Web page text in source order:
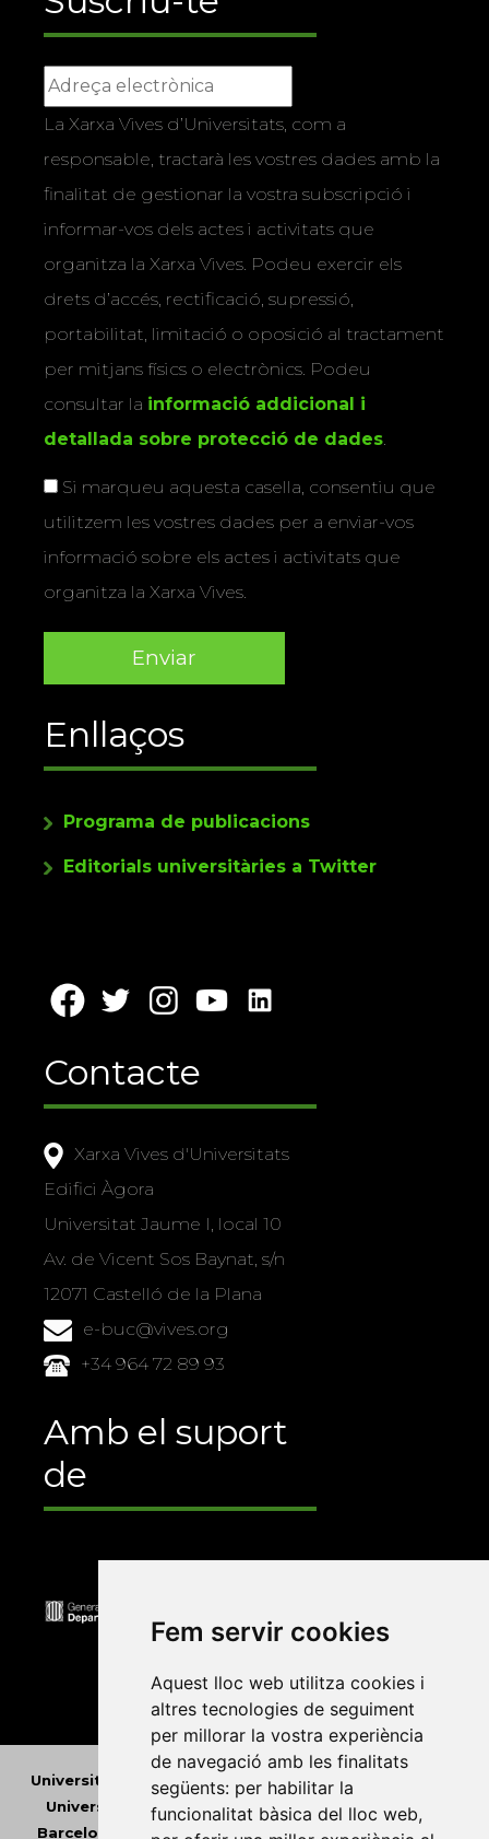
Fem servir cookies
Aquest lloc web utilitza cookies i
altres tecnologies de seguiment
per millorar la vostra experiència
de navegació amb les finalitats
següents: per habilitar la
funcionalitat bàsica del lloc web,
La Xarxa Vives d’Universitats, com a
responsable, tractarà les vostres dades amb la
finalitat de gestionar la vostra subscripció i
informar-vos dels actes i activitats que
organitza la Xarxa Vives. Podeu exercir els
drets d’accés, rectificació, supressió,
portabilitat, limitació o oposició al tractament
per mitjans físics o electrònics. Podeu
consultar la informació addicional i
detallada sobre protecció de dades.
Si marqueu aquesta casella, consentiu que
utilitzem les vostres dades per a enviar-vos
informació sobre els actes i activitats que
organitza la Xarxa Vives.
Enllaços
Programa de publicacions
Editorials universitàries a Twitter
Contacte
Xarxa Vives d'Universitats
Edifici Àgora
Universitat Jaume I, local 10
Av. de Vicent Sos Baynat, s/n
12071 Castelló de la Plana
e-buc@vives.org
+34 964 72 89 93
Amb el suport
de
Universitat Abat Oliba CEU •Universitat d'Alacant
Universitat d'Andorra
•
Universitat Autònoma de
Barcelona
Universitat de Barcelona Universitat